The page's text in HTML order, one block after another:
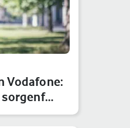
Vodafone:
sorgenf…